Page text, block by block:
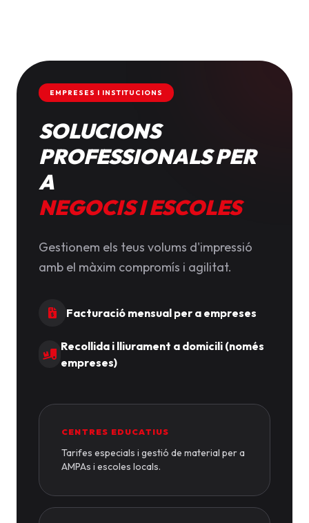
EMPRESES I INSTITUCIONS
SOLUCIONS
PROFESSIONALS PER
A
NEGOCIS I ESCOLES
Gestionem els teus volums d'impressió
amb el màxim compromís i agilitat.
Facturació mensual per a empreses
Recollida i lliurament a domicili (només
empreses)
CENTRES EDUCATIUS
Tarifes especials i gestió de material per a
AMPAs i escoles locals.